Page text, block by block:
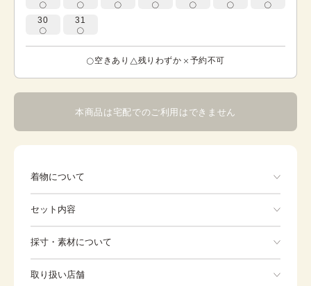
30 31
空きあり 残りわずか 予約不可
本商品は宅配でのご利用はできません
着物について
す。ピンクの絵羽で格調高い雰囲気に。また、疋田柄をあ
セット内容
※着付けに必要な一式をすべて含みます。
着物
採寸・素材について
身丈 109cm
取り扱い店舗